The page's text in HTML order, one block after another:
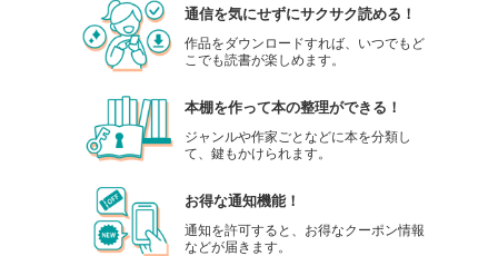
通信を気にせずにサクサク読める！
作品をダウンロードすれば、いつでもど
こでも読書が楽しめます。
本棚を作って本の整理ができる！
ジャンルや作家ごとなどに本を分類し
て、鍵もかけられます。
お得な通知機能！
通知を許可すると、お得なクーポン情報
などが届きます。